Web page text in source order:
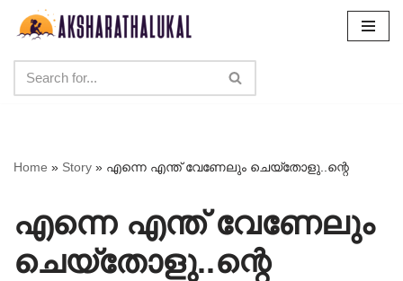
content
Home » Story » എന്നെ എന്ത് വേണേലും ചെയ്തോളു..ന്റെ
എന്നെ എന്ത് വേണേലും
ചെയ്തോളു..ന്റെ